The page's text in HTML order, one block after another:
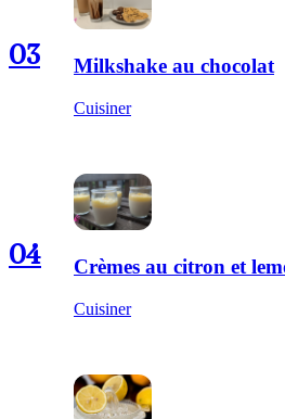
03 Milkshake au chocolat
Cuisiner
04 Crèmes au citron et
Cuisiner